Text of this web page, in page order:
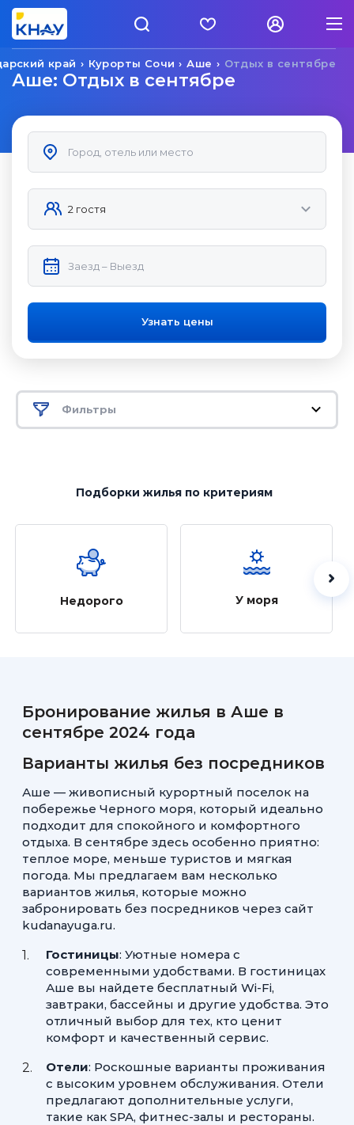
Отдых в сентябре
Аше
Курорты Сочи
край
Аше: Отдых в сентябре
Узнать цены
Фильтры
Подборки жильяпо критериям
Недорого У моря
Бронирование жилья в Аше в
сентябре 2024 года
Варианты жилья без посредников
Аше — живописный курортный поселок на
побережье Черного моря, который идеально
подходит для спокойного и комфортного
отдыха. В сентябре здесь особенно приятно:
теплое море, меньше туристов и мягкая
погода. Мы предлагаем вам несколько
вариантов жилья, которые можно
забронировать без посредников через сайт
kudanayuga.ru.
Гостиницы: Уютные номера с
современными удобствами. В гостиницах
Аше вы найдете бесплатный Wi-Fi,
завтраки, бассейны и другие удобства. Это
отличный выбор для тех, кто ценит
комфорт и качественный сервис.
Отели: Роскошные варианты проживания
с высоким уровнем обслуживания. Отели
предлагают дополнительные услуги,
такие как SPA, фитнес-залы и рестораны.